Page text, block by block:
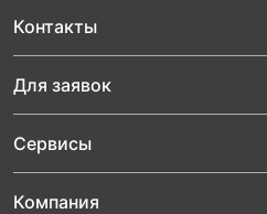
Контакты
Для заявок
Сервисы
Компания